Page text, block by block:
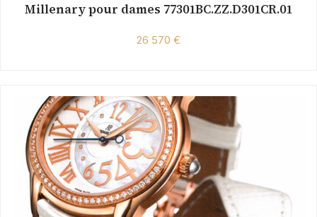
Millenary pour dames 77301BC.ZZ.D301CR.01
26 570 €